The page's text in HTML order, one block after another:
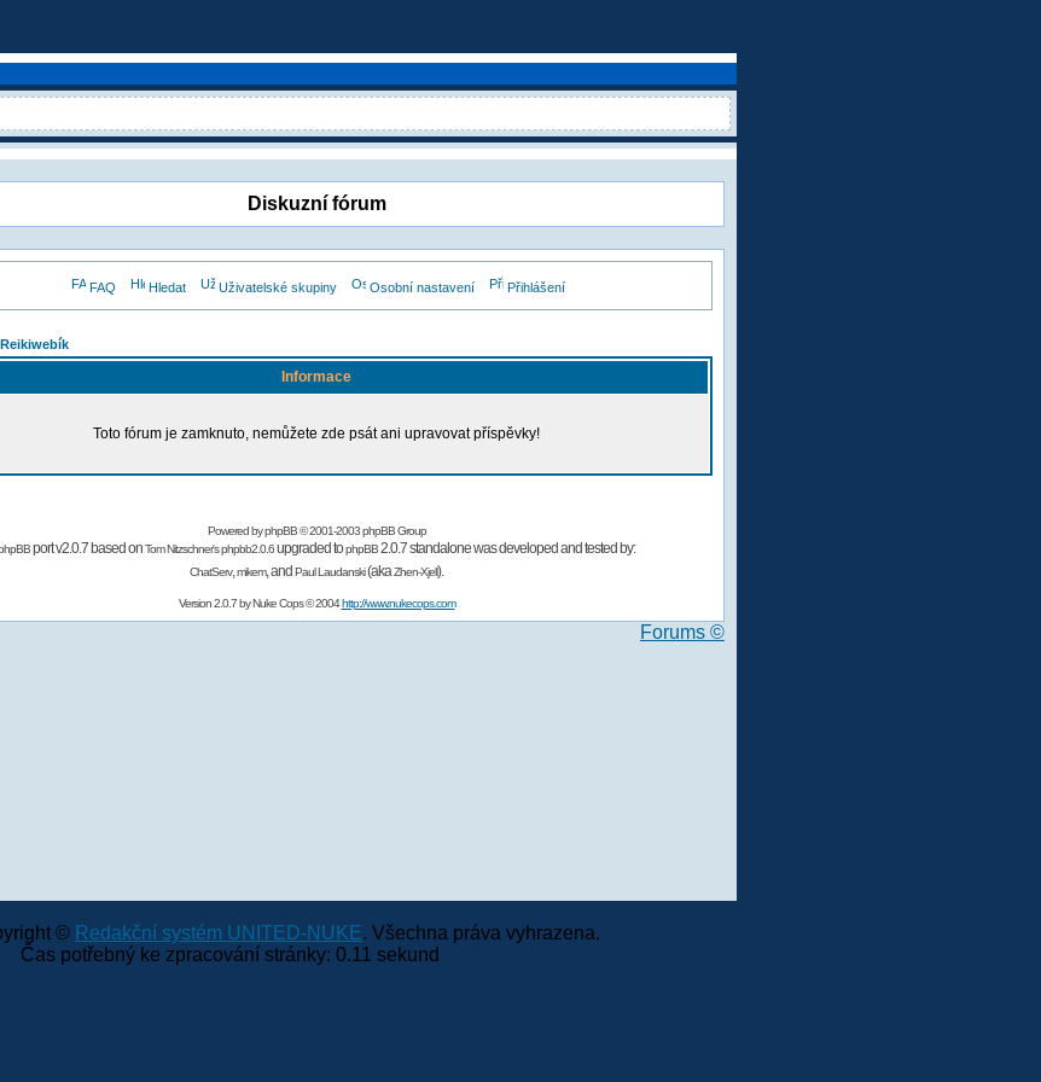
Diskuzní fórum
FAQ Hledat Uživatelské skupiny Osobní nastavení Přihlášení
Informace
Toto fórum je zamknuto, nemůžete zde psát ani upravovat příspěvky!
Powered byphpBB© 2001-2003 phpBB Group
port v2.0.7 based onTom Nitzschner'sphpbb2.0.6upgraded tophpBB2.0.7 standalone was developed and tested by:
ChatServ,mikem,and Paul Laudanski(akaZhen-Xjell).
Version 2.0.7 byNuke Cops© 2004http://www.nukecops.com
Forums ©
© Redakční systém UNITED-NUKE. Všechna práva vyhrazena.
Čas potřebný ke zpracování stránky: 0.11 sekund